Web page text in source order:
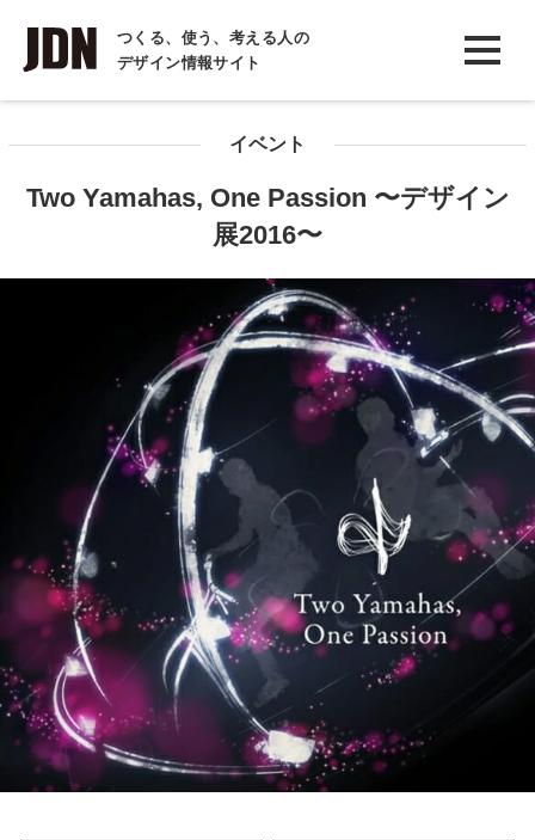
つくる、使う、考える人の
デザイン情報サイト
INTERVIEW
インタビュー
イベント
Two Yamahas, One Passion 〜デザイン
展2016〜